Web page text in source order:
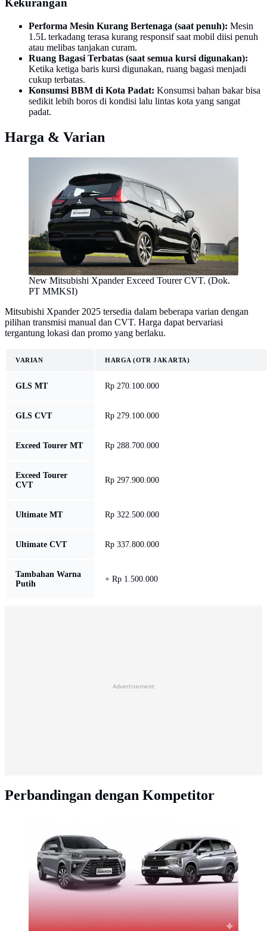
Kekurangan
Performa Mesin Kurang Bertenaga (saat penuh): Mesin
1.5L terkadang terasa kurang responsif saat mobil diisi penuh
atau melibas tanjakan curam.
Ruang Bagasi Terbatas (saat semua kursi digunakan):
Ketika ketiga baris kursi digunakan, ruang bagasi menjadi
cukup terbatas.
Konsumsi BBM di Kota Padat: Konsumsi bahan bakar bisa
sedikit lebih boros di kondisi lalu lintas kota yang sangat
padat.
Harga & Varian
New Mitsubishi Xpander Exceed Tourer CVT. (Dok.
PT MMKSI)
Mitsubishi Xpander 2025 tersedia dalam beberapa varian dengan
pilihan transmisi manual dan CVT. Harga dapat bervariasi
tergantung lokasi dan promo yang berlaku.
VARIAN HARGA (OTR JAKARTA)
GLS MT Rp 270.100.000
GLS CVT Rp 279.100.000
Exceed Tourer MT Rp 288.700.000
Exceed Tourer
CVT
Rp 297.900.000
Ultimate MT Rp 322.500.000
Ultimate CVT Rp 337.800.000
Tambahan Warna
Putih
+ Rp 1.500.000
Advertisement
Perbandingan dengan Kompetitor